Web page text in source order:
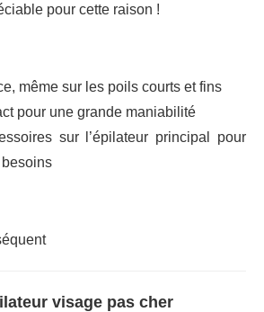
pour cette raison !
même sur les poils courts et fins
pour une grande maniabilité
sur l’épilateur principal pour
visage pas cher